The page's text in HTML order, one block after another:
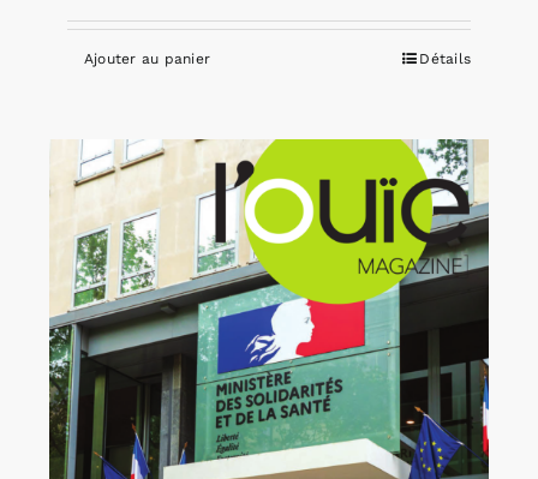
Ajouter au panier Détails